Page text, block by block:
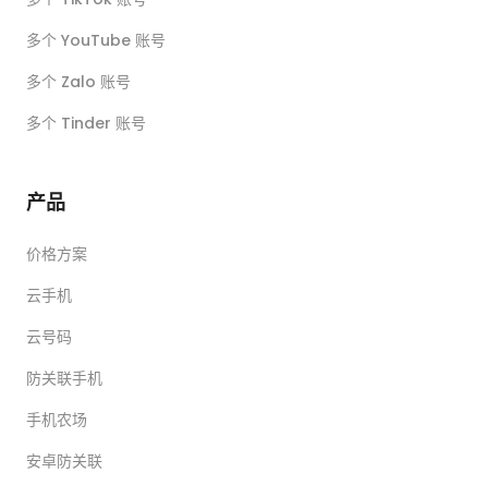
多个 YouTube 账号
多个 Zalo 账号
多个 Tinder 账号
产品
价格方案
云手机
云号码
防关联手机
手机农场
安卓防关联